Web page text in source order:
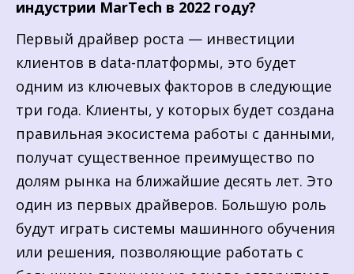
индустрии MarTech в 2022 году?
Первый драйвер роста — инвестиции
клиентов в data-платформы, это будет
одним из ключевых факторов в следующие
три года. Клиенты, у которых будет создана
правильная экосистема работы с данными,
получат существенное преимущество по
долям рынка на ближайшие десять лет. Это
один из первых драйверов. Большую роль
будут играть системы машинного обучения
или решения, позволяющие работать с